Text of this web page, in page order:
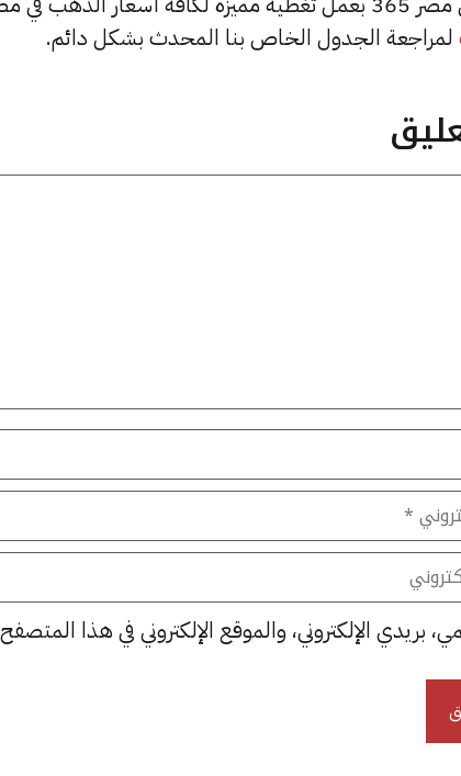
لمراجعة الجدول الخاص بنا المحدث بشكل دائم.
بريدي الإلكتروني، والموقع الإلكتروني في هذا